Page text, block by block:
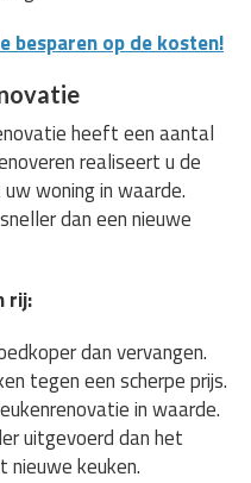
op de kosten!
heeft een aantal
realiseert u de
woning in waarde.
dan een nieuwe
rij:
dan vervangen.
tegen een scherpe prijs.
in waarde.
uitgevoerd dan het
nieuwe keuken.